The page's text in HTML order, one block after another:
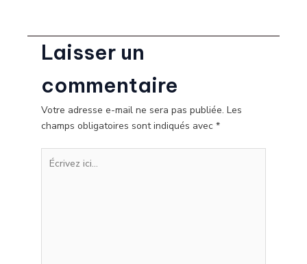
Laisser un
commentaire
Votre adresse e-mail ne sera pas publiée. Les
champs obligatoires sont indiqués avec *
Écrivez
ici…